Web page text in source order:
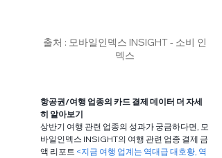
출처 : 모바일인덱스 INSIGHT - 소비 인
덱스
항공권/여행 업종의 카드 결제 데이터 더 자세
히 알아보기
상반기 여행 관련 업종의 성과가 궁금하다면, 모
바일인덱스 INSIGHT의 여행 관련 업종 결제 금
액 리포트 <지금 여행 업계는 역대급 대호황, 역